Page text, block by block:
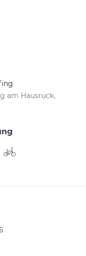
am Hausruck,